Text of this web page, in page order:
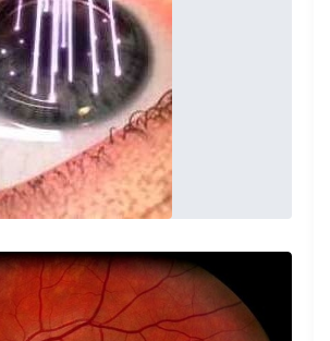
e accuratezza nel visitare i
negli orari ed empatia
dei pazienti.
Paziente
con la massima